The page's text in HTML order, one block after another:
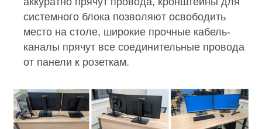
системного блока позволяют освободить
место на столе, широкие прочные кабель-
каналы прячут все соединительные провода
от панели к розеткам.